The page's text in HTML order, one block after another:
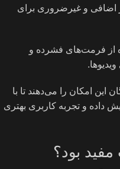
اضافی و غیرضروری برای
از فرمت‌های فشرده و
این امکان را می‌دهند تا با
داده و تجربه کاربری بهتری
بود؟